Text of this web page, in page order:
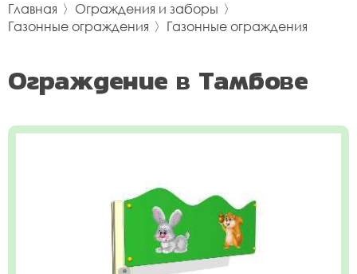
Главная 〉 Ограждения и заборы 〉
Газонные ограждения 〉 Газонные ограждения
Ограждение в Тамбове